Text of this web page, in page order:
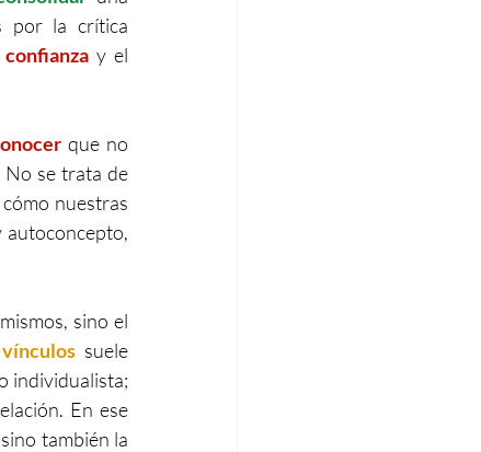
por la crítica
confianza y el
que no
No se trata de
nuestras
autoconcepto,
sino el
vínculos suele
individualista;
En ese
también la